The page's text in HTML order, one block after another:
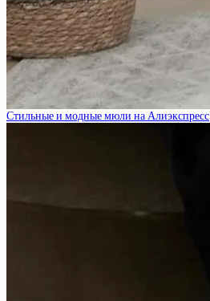
Стильные и модные мюли на Алиэкспресс